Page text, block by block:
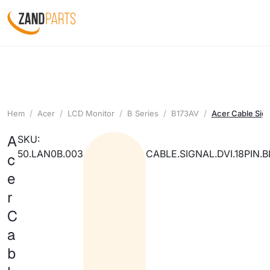
Hem Acer LCD Monitor B Series B173AV Acer Cable
A
c
e
r
C
a
b
SKU:
50.LAN0B.003